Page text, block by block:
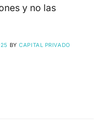
y no las
BYCAPITAL PRIVADO